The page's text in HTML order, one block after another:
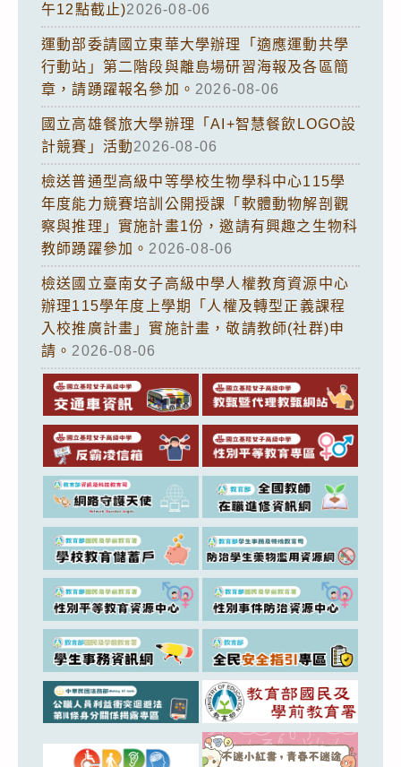
午12點截止)2026-08-06
運動部委請國立東華大學辦理「適應運動共學
行動站」第二階段與離島場研習海報及各區簡
章，請踴躍報名參加。 2026-08-06
國立高雄餐旅大學辦理「AI+智慧餐飲LOGO設
計競賽」活動2026-08-06
檢送普通型高級中等學校生物學科中心115學
年度能力競賽培訓公開授課「軟體動物解剖觀
察與推理」實施計畫1份，邀請有興趣之生物科
教師踴躍參加。 2026-08-06
檢送國立臺南女子高級中學人權教育資源中心
辦理115學年度上學期「人權及轉型正義課程
入校推廣計畫」實施計畫，敬請教師(社群)申
請。 2026-08-06